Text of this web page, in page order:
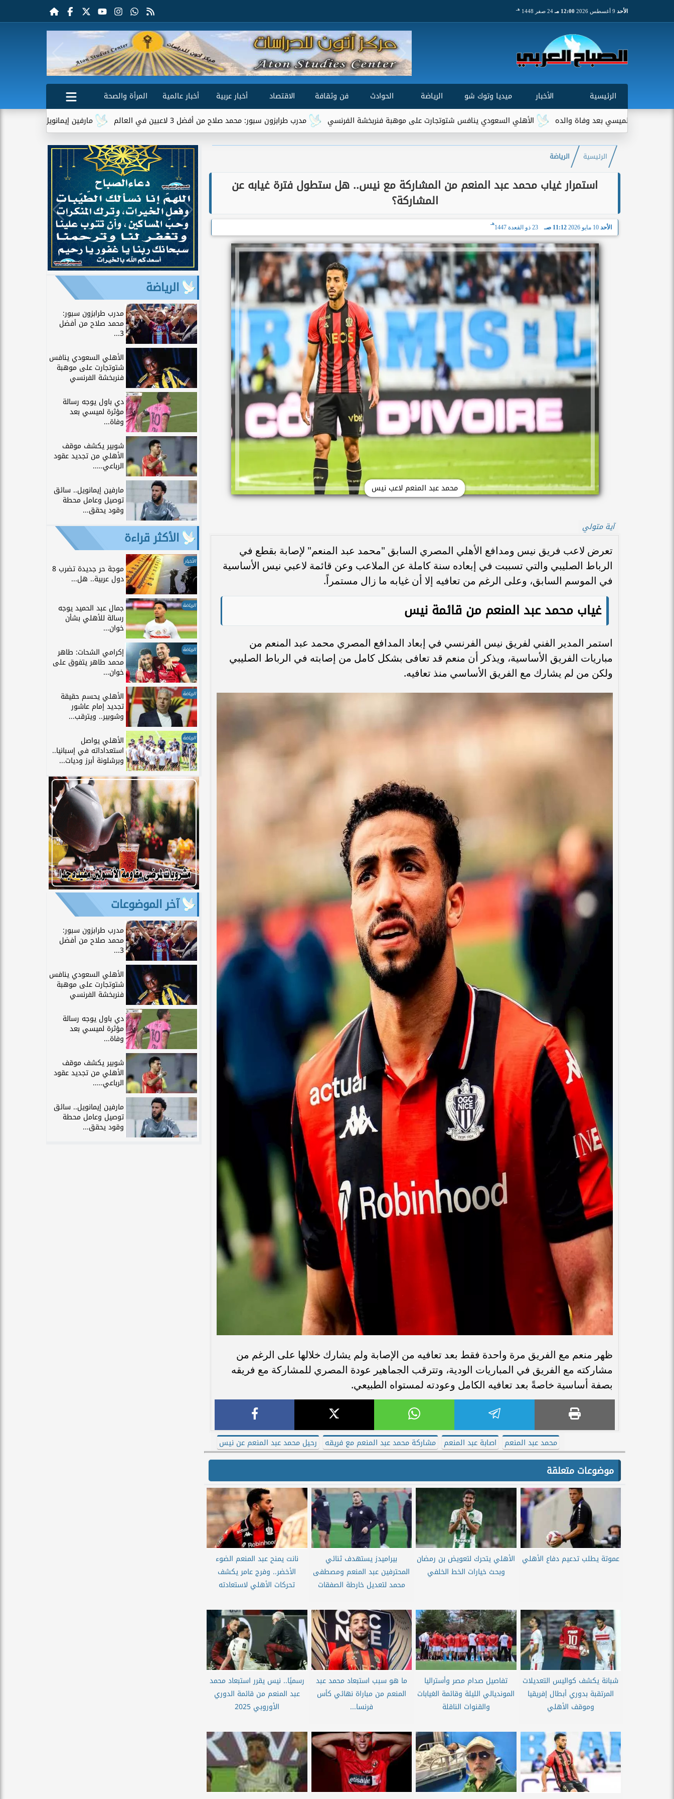
الأحد 12:00 مـ 24 صفر 1448 هـ
الرئيسية الأخبار ميديا وتوك شو الرياضة الحوادث فن وثقافة الاقتصاد أخبار عربية أخبار عالمية
المرأة والصحة
مارفين إيمانويل.. سائق توصيل وعامل محطة
مدرب طرابزون سبور: محمد صلاح من أفضل 3 لاعبين في العالم الأهلي السعودي ينافس شتوتجارت على موهبة فنربخشة الفرنسي بعد وفاة والده
الرئيسية الرياضة
استمرار غياب محمد عبد المنعم من المشاركة مع نيس.. هل ستطول فترة غيابه عن
المشاركة؟
الأحد 10 مايو 2026 11:12 صـ 23 ذو القعدة 1447
هـ
محمد عبد المنعم لاعب نيس
آية متولي
تعرض لاعب فريق نيس ومدافع الأهلي المصري السابق "محمد عبد المنعم" لإصابة بقطع في
الرباط الصليبي والتي تسببت في إبعاده سنة كاملة عن الملاعب وعن قائمة لاعبي نيس الأساسية
في الموسم السابق، وعلى الرغم من تعافيه إلا أن غيابه ما زال مستمراً.
غياب محمد عبد المنعم من قائمة نيس
استمر المدير الفني لفريق نيس الفرنسي في إبعاد المدافع المصري محمد عبد المنعم من
مباريات الفريق الأساسية، ويذكر أن منعم قد تعافى بشكل كامل من إصابته في الرباط الصليبي
ولكن من لم يشارك مع الفريق الأساسي منذ تعافيه.
ظهر منعم مع الفريق مرة واحدة فقط بعد تعافيه من الإصابة ولم يشارك خلالها على الرغم من
مشاركته مع الفريق في المباريات الودية، وتترقب الجماهير عودة المصري للمشاركة مع فريقه
بصفة أساسية خاصةً بعد تعافيه الكامل وعودته لمستواه الطبيعي.
محمد عبد المنعم اصابة عبد المنعم مشاركة محمد عبد المنعم مع فريقه رحيل محمد عبد المنعم عن نيس
موضوعات متعلقة
عموتة يطلب تدعيم دفاع الأهلي الأهلي يتحرك لتعويض بن رمضان
وبحث خيارات الخط الخلفي
بيراميدز يستهدف ثنائي
المحترفين عبد المنعم ومصطفى
محمد لتعديل خارطة الصفقات
نانت يمنح عبد المنعم الضوء
الأخضر.. وفرج عامر يكشف
تحركات الأهلي لاستعادته
شبانة يكشف كواليس التعديلات
المرتقبة بدوري أبطال إفريقيا
وموقف الأهلي
تفاصيل صدام مصر وأستراليا
المونديالي الليلة وقائمة الغيابات
والقنوات الناقلة
ما هو سبب استبعاد محمد عبد
المنعم من مباراة نهائي كأس
فرنسا...
رسميًا.. نيس يقرر استبعاد محمد
عبد المنعم من قائمة الدوري
الأوروبي 2025
الرياضة
مدرب طرابزون سبور:
محمد صلاح من أفضل
3...
الأهلي السعودي ينافس
شتوتجارت على موهبة
فنربخشة الفرنسي
دي باول يوجه رسالة
مؤثرة لميسي بعد
وفاة...
شوبير يكشف موقف
الأهلي من تجديد عقود
الرباعي.....
مارفين إيمانويل.. سائق
توصيل وعامل محطة
وقود يحقق...
الأكثر قراءة
الأخبار
موجة حر جديدة تضرب 8
دول عربية.. هل...
الرياضة جمال عبد الحميد يوجه
رسالة للأهلي بشأن
خوان...
الرياضة إكرامي الشحات: طاهر
محمد طاهر يتفوق على
خوان...
الرياضة الأهلي يحسم حقيقة
تجديد إمام عاشور
وشوبير.. ويترقب...
الرياضة الأهلي يواصل
استعداداته في إسبانيا..
وبرشلونة أبرز وديات...
آخر الموضوعات
مدرب طرابزون سبور:
محمد صلاح من أفضل
3...
الأهلي السعودي ينافس
شتوتجارت على موهبة
فنربخشة الفرنسي
دي باول يوجه رسالة
مؤثرة لميسي بعد
وفاة...
شوبير يكشف موقف
الأهلي من تجديد عقود
الرباعي.....
مارفين إيمانويل.. سائق
توصيل وعامل محطة
وقود يحقق...